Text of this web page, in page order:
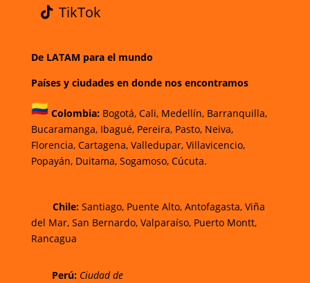
TikTok
De LATAM para el mundo
Países y ciudades en donde nos encontramos
Colombia: Bogotá,Cali, Medellín, Barranquilla,
Bucaramanga,Ibagué,Pereira,Pasto, Neiva,
Florencia, Cartagena, Valledupar, Villavicencio,
Popayán, Duitama, Sogamoso, Cúcuta.
Chile:Santiago, Puente Alto, Antofagasta, Viña
del Mar, San Bernardo, Valparaíso, Puerto Montt,
Rancagua
Perú: Ciudad de